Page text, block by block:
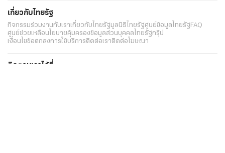
เกี่ยวกับไทยรัฐ
กิจกรรมร่วมงานกับเราเกี่ยวกับไทยรัฐมูลนิธิไทยรัฐศูนย์ข้อมูลไทยรัฐFAQ
ศูนย์ช่วยเหลือนโยบายคุ้มครองข้อมูลส่วนบุคคลไทยรัฐกรุ๊ป
เงื่อนไขข้อตกลงการใช้บริการติดต่อเราติดต่อโฆษณา
ติดตามเราได้ที่